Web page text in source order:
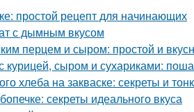
простой рецепт для начинающих
с дымным вкусом
перцем и сыром: простой и
курицей, сыром и сухариками:
хлеба на закваске: секреты и
секреты идеального вкуса